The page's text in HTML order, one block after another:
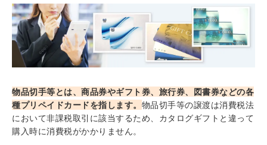
物品切手等とは、商品券やギフト券、旅行券、図書券などの各
種プリペイドカードを指します。 物品切手等の譲渡は消費税法
において非課税取引に該当するため、カタログギフトと違って
購入時に消費税がかかりません。